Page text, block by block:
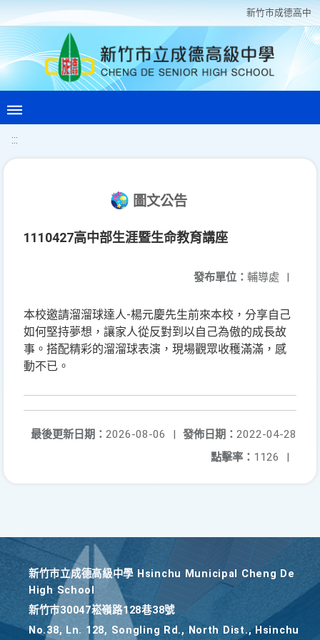
新竹巿成德高中
:::
圖文公告
1110427高中部生涯暨生命教育講座
發布單位： 輔導處 |
本校邀請溜溜球達人-楊元慶先生前來本校，分享自己
如何堅持夢想，讓家人從反對到以自己為傲的成長故
事。搭配精彩的溜溜球表演，現場觀眾收穫滿滿，感
動不已。
發佈日期： 2022-04-28
最後更新日期： 2026-08-06
|
點擊率： 1126 |
新竹巿立成德高級中學 Hsinchu Municipal Cheng De
High School
新竹巿30047崧嶺路128巷38號
No.38, Ln. 128, Songling Rd., North Dist., Hsinchu